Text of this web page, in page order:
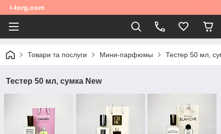
i-torg.com
Товари та послуги Мини-парфюмы Тестер 50 мл,
Тестер 50 мл, сумка New